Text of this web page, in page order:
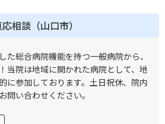
相談（山口市）
た総合病院機能を持つ一般病院から、
当院は地域に開かれた病院として、地
に参加しております。土日祝休、院内
問い合わせください。